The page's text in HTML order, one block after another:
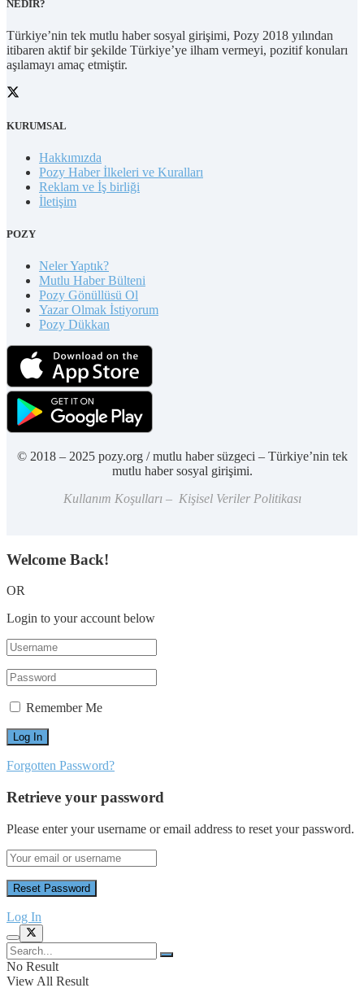
NEDİR?
Türkiye’nin tek mutlu haber sosyal girişimi, Pozy 2018 yılından
itibaren aktif bir şekilde Türkiye’ye ilham vermeyi, pozitif konuları
aşılamayı amaç etmiştir.
KURUMSAL
Hakkımızda
Pozy Haber İlkeleri ve Kuralları
Reklam ve İş birliği
İletişim
POZY
Neler Yaptık?
Mutlu Haber Bülteni
Pozy Gönüllüsü Ol
Yazar Olmak İstiyorum
Pozy Dükkan
© 2018 – 2025 pozy.org / mutlu haber süzgeci – Türkiye’nin tek
mutlu haber sosyal girişimi.
Kullanım Koşulları – Kişisel Veriler Politikası
Welcome Back!
OR
Login to your account below
Remember Me
Forgotten Password?
Retrieve your password
Please enter your username or email address to reset your password.
Log In
No Result
View All Result